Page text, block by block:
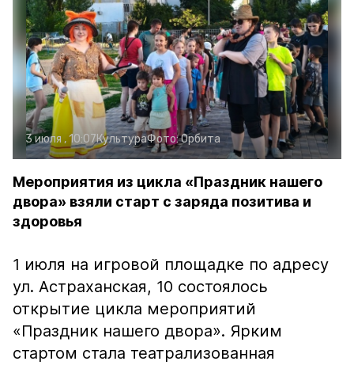
3 июля , 10:07КультураФото:Орбита
Мероприятия из цикла «Праздник нашего
двора» взяли старт с заряда позитива и
здоровья
1 июля на игровой площадке по адресу
ул. Астраханская, 10 состоялось
открытие цикла мероприятий
«Праздник нашего двора». Ярким
стартом стала театрализованная